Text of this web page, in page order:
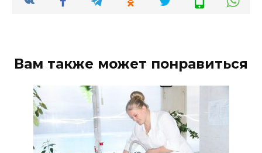
Вам также может понравиться